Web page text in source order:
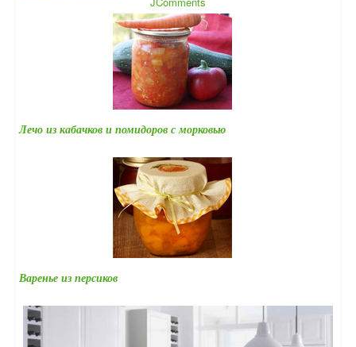
Лечо из кабачков и помидоров с морковью
Варенье из персиков